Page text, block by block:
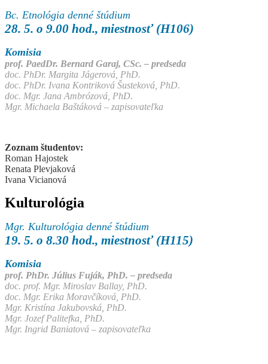
Bc. Etnológia denné štúdium
28. 5. o 9.00 hod., miestnosť (H106)
Komisia
prof. PaedDr. Bernard Garaj, CSc. – predseda
doc. PhDr. Margita Jágerová, PhD.
doc. PhDr. Ivana Kontriková Šusteková, PhD.
doc. Mgr. Jana Ambrózová, PhD.
Mgr. Michaela Baštáková – zapisovateľka
Zoznam študentov:
Roman Hajostek
Renata Plevjaková
Ivana Vicianová
Kulturológia
Mgr. Kulturológia denné štúdium
19. 5. o 8.30 hod., miestnosť (H115)
Komisia
prof. PhDr. Július Fuják, PhD. – predseda
doc. prof. Mgr. Miroslav Ballay, PhD.
doc. Mgr. Erika Moravčíková, PhD.
Mgr. Kristína Jakubovská, PhD.
Mgr. Jozef Palitefka, PhD.
Mgr. Ingrid Baniatová – zapisovateľka